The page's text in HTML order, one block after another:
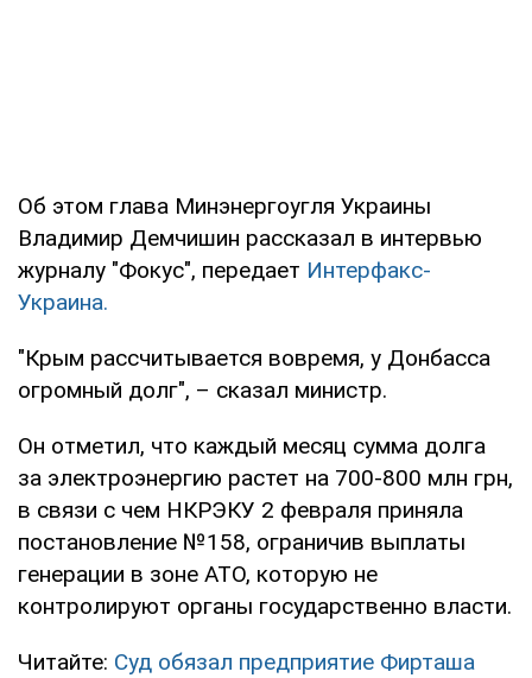
Об этом глава Минэнергоугля Украины
Владимир Демчишин рассказал в интервью
журналу "Фокус", передает Интерфакс-
Украина.
"Крым рассчитывается вовремя, у Донбасса
огромный долг", – сказал министр.
Он отметил, что каждый месяц сумма долга
за электроэнергию растет на 700-800 млн грн,
в связи с чем НКРЭКУ 2 февраля приняла
постановление №158, ограничив выплаты
генерации в зоне АТО, которую не
контролируют органы государственно власти.
Читайте: Суд обязал предприятие Фирташа